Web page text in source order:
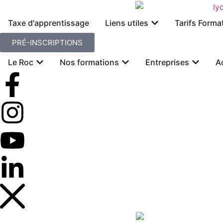
Taxe d'apprentissage Liens utiles Tarifs
PRÉ-INSCRIPTIONS
Le Roc Nos formations Entreprises